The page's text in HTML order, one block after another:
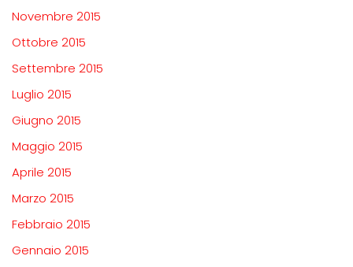
Novembre 2015
Ottobre 2015
Settembre 2015
Luglio 2015
Giugno 2015
Maggio 2015
Aprile 2015
Marzo 2015
Febbraio 2015
Gennaio 2015